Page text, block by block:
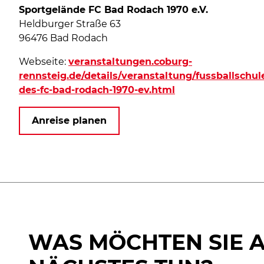
Sportgelände FC Bad Rodach 1970 e.V.
Heldburger Straße 63
96476 Bad Rodach
Webseite: veranstaltungen.coburg-
rennsteig.de/details/veranstaltung/
des-fc-bad-rodach-1970-ev.html
Anreise planen
WAS MÖCHTEN SIE